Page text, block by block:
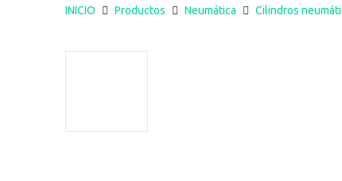
INICIO Productos Neumática Cilindros